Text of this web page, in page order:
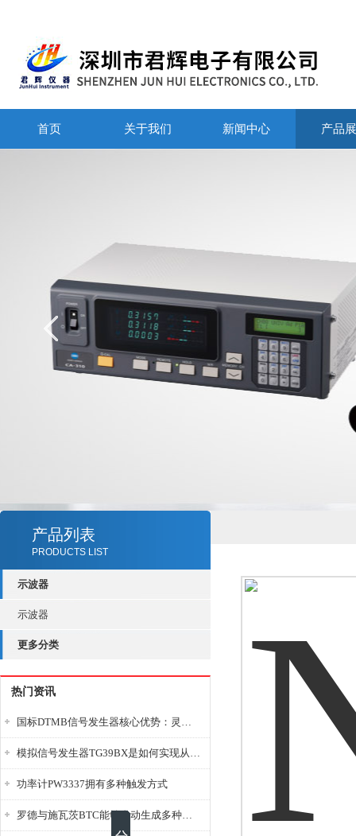
首页 关于我们 新闻中心 产品
产品列表
PRODUCTS LIST
示波器
示波器
更多分类
热门资讯
国标DTMB信号发生器核心优势：灵活性与准确性的结合
模拟信号发生器TG39BX是如何实现从直流到交流的波形转换?
功率计PW3337拥有多种触发方式
罗德与施瓦茨BTC能够自动生成多种音视频信号